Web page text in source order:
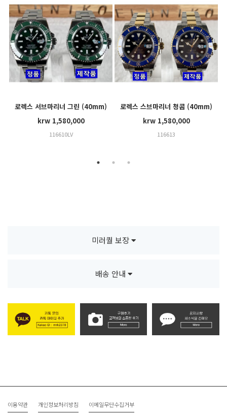
로렉스 서브마리너 그린 (40mm)
krw 1,580,000
116610LV
로렉스 스브마리너 청콤 (40mm)
krw 1,580,000
116613
미러퀄 보장
배송 안내
이용약관 개인정보처리방침 이메일무단수집거부